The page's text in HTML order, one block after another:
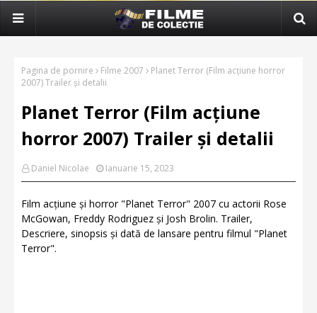
Pagina de pornire Filme 2007
Planet Terror (Film acțiune horror
2007) Trailer și detalii
Planet Terror (Film acțiune
horror 2007) Trailer și detalii
Daniel Nicolae Ianuarie 15, 2023
Film acțiune și horror "Planet Terror" 2007 cu actorii Rose
McGowan, Freddy Rodriguez și Josh Brolin. Trailer,
Descriere, sinopsis și dată de lansare pentru filmul "Planet
Terror".